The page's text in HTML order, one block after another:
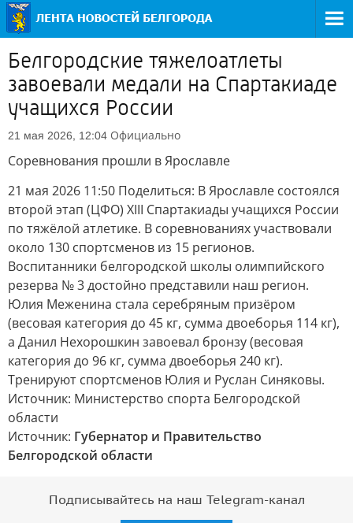
Белгородские тяжелоатлеты
завоевали медали на Спартакиаде
учащихся России
21 мая 2026, 12:04 Официально
Соревнования прошли в Ярославле
21 мая 2026 11:50 Поделиться: В Ярославле состоялся
второй этап (ЦФО) XIII Спартакиады учащихся России
по тяжёлой атлетике. В соревнованиях участвовали
около 130 спортсменов из 15 регионов.
Воспитанники белгородской школы олимпийского
резерва № 3 достойно представили наш регион.
Юлия Меженина стала серебряным призёром
(весовая категория до 45 кг, сумма двоеборья 114 кг),
а Данил Нехорошкин завоевал бронзу (весовая
категория до 96 кг, сумма двоеборья 240 кг).
Тренируют спортсменов Юлия и Руслан Синяковы.
Источник: Министерство спорта Белгородской
области
Источник: Губернатор и Правительство
Белгородской области
Подписывайтесь на наш Telegram-канал